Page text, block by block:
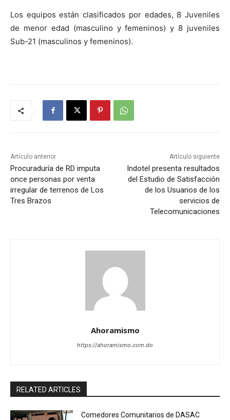
Los equipos están clasificados por edades, 8 Juveniles
de menor edad (masculino y femeninos) y 8 juveniles
Sub-21 (masculinos y femeninos).
Artículo anterior
Procuraduría de RD imputa
once personas por venta
irregular de terrenos de Los
Tres Brazos
Artículo siguiente
Indotel presenta resultados
del Estudio de Satisfacción
de los Usuarios de los
servicios de
Telecomunicaciones
Ahoramismo
https://ahoramismo.com.do
RELATED ARTICLES
Comedores Comunitarios de DASAC